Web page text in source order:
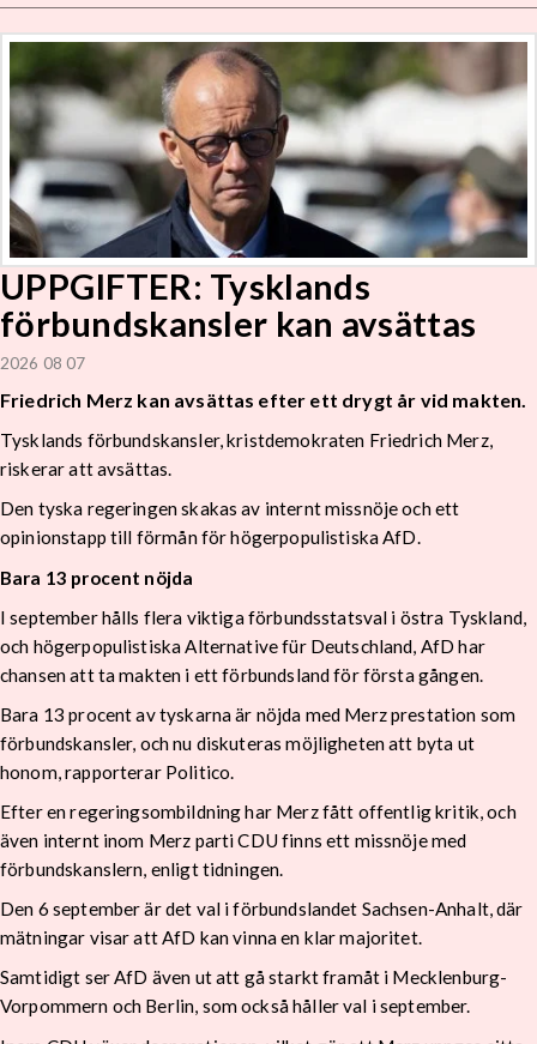
UPPGIFTER: Tysklands
förbundskansler kan avsättas
2026 08 07
Friedrich Merz kan avsättas efter ett drygt år vid makten.
Tysklands förbundskansler, kristdemokraten Friedrich Merz,
riskerar att avsättas.
Den tyska regeringen skakas av internt missnöje och ett
opinionstapp till förmån för högerpopulistiska AfD.
Bara 13 procent nöjda
I september hålls flera viktiga förbundsstatsval i östra Tyskland,
och högerpopulistiska Alternative für Deutschland, AfD har
chansen att ta makten i ett förbundsland för första gången.
Bara 13 procent av tyskarna är nöjda med Merz prestation som
förbundskansler, och nu diskuteras möjligheten att byta ut
honom, rapporterar Politico.
Efter en regeringsombildning har Merz fått offentlig kritik, och
även internt inom Merz parti CDU finns ett missnöje med
förbundskanslern, enligt tidningen.
Den 6 september är det val i förbundslandet Sachsen-Anhalt, där
mätningar visar att AfD kan vinna en klar majoritet.
Samtidigt ser AfD även ut att gå starkt framåt i Mecklenburg-
Vorpommern och Berlin, som också håller val i september.